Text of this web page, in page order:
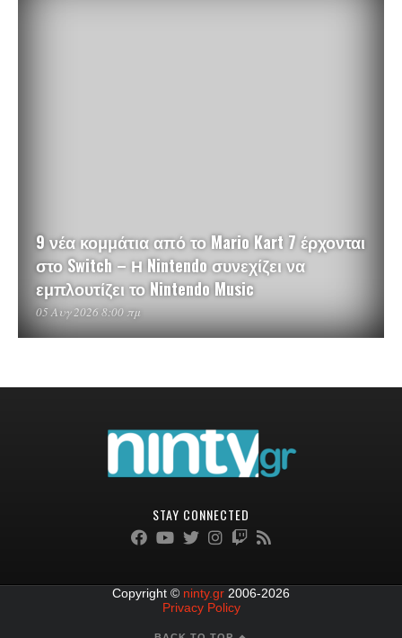
9 νέα κομμάτια από το Mario Kart 7 έρχονται
στο Switch – Η Nintendo συνεχίζει να
εμπλουτίζει το Nintendo Music
05 Αυγ 2026 8:00 πμ
STAY CONNECTED
Copyright © ninty.gr 2006-2026
Privacy Policy